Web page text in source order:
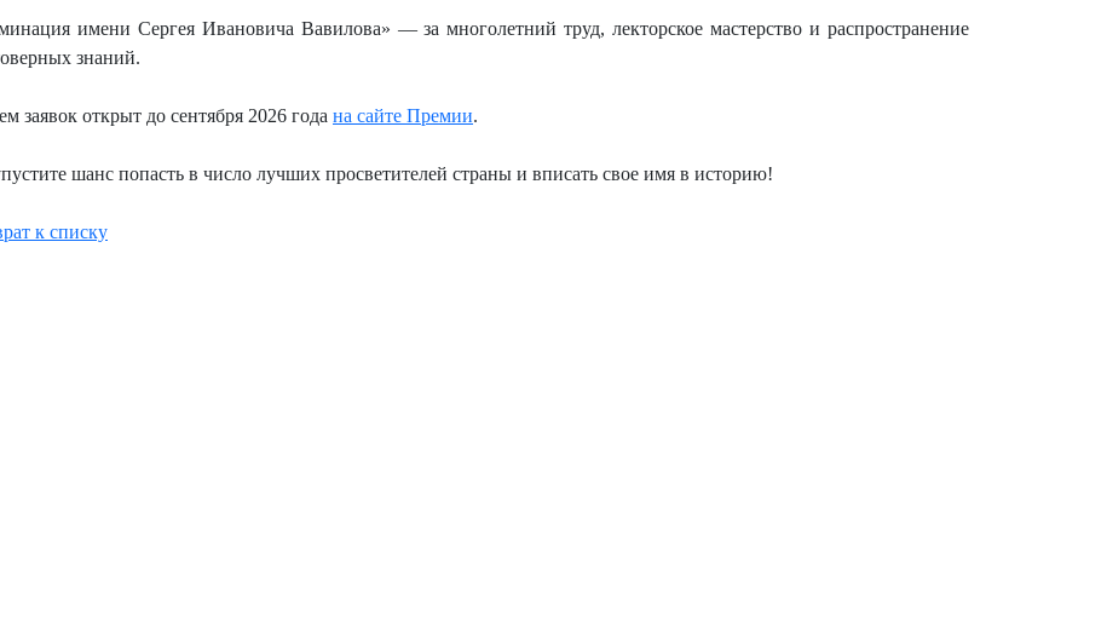
имени Сергея Ивановича Вавилова» — за многолетний труд, лекторское мастерство и распространение
знаний.
заявок открыт до сентября 2026 года на сайте Премии.
шанс попасть в число лучших просветителей страны и вписать свое имя в историю!
к списку